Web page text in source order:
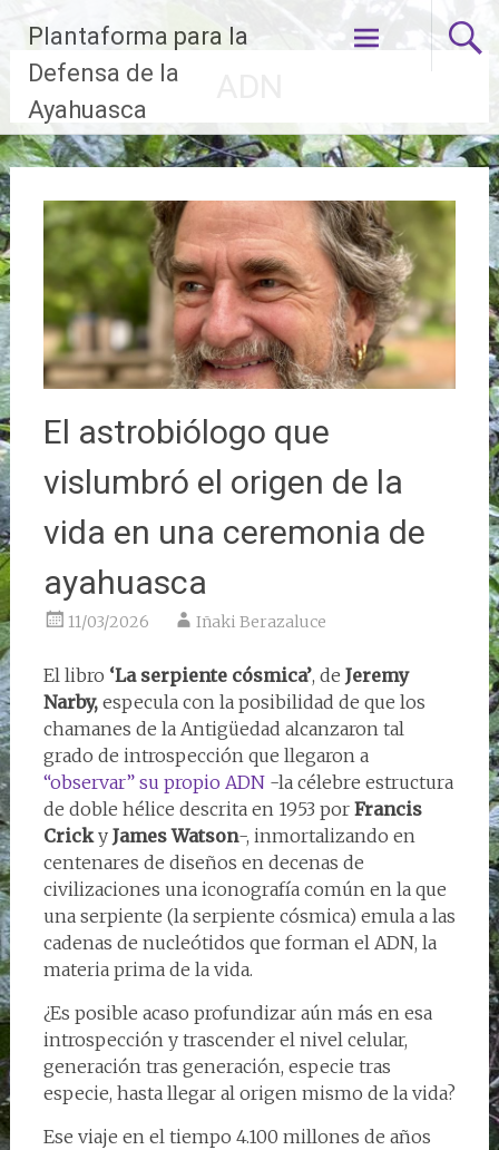
contenido
Plantaforma para la
Defensa de la
Ayahuasca
El astrobiólogo que
vislumbró el origen de la
vida en una ceremonia de
ayahuasca
11/03/2026 Iñaki Berazaluce
El libro ‘La serpiente cósmica’, de Jeremy
Narby,especula con la posibilidad de que los
chamanes de la Antigüedad alcanzaron tal
grado de introspección que llegaron a
“observar” su propio ADN-la célebre estructura
de doble hélice descrita en 1953 porFrancis
Cricky James Watson-, inmortalizando en
centenares de diseños en decenas de
civilizaciones una iconografía común en la que
una serpiente (la serpiente cósmica) emula a las
cadenas de nucleótidos que forman el ADN, la
materia prima de la vida.
¿Es posible acaso profundizar aún más en esa
introspección y trascender el nivel celular,
generación tras generación, especie tras
especie, hasta llegar al origen mismo de la vida?
Ese viaje en el tiempo 4.100 millones de años